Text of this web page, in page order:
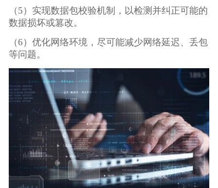
（5）实现数据包校验机制，以检测并纠正可能的
数据损坏或篡改。
（6）优化网络环境，尽可能减少网络延迟、丢包
等问题。